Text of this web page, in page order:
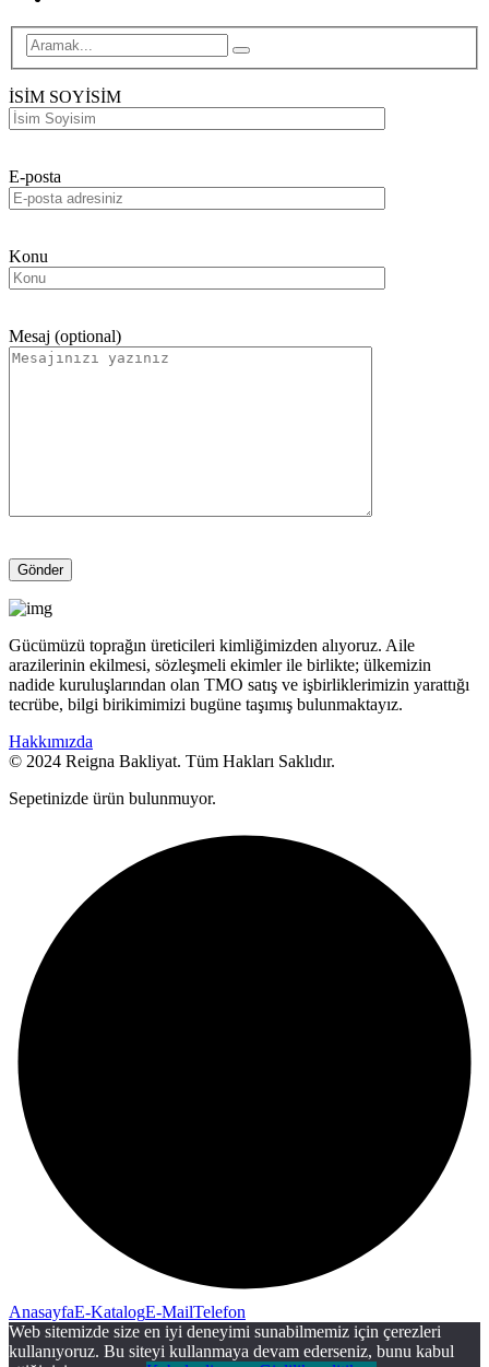
İSİM SOYİSİM
E-posta
Konu
Mesaj (optional)
Gücümüzü toprağın üreticileri kimliğimizden alıyoruz. Aile
arazilerinin ekilmesi, sözleşmeli ekimler ile birlikte; ülkemizin
nadide kuruluşlarından olan TMO satış ve işbirliklerimizin yarattığı
tecrübe, bilgi birikimimizi bugüne taşımış bulunmaktayız.
Hakkımızda
© 2024 Reigna Bakliyat. Tüm Hakları Saklıdır.
Sepetinizde ürün bulunmuyor.
AnasayfaE-KatalogE-MailTelefon
Web sitemizde size en iyi deneyimi sunabilmemiz için çerezleri
kullanıyoruz. Bu siteyi kullanmaya devam ederseniz, bunu kabul